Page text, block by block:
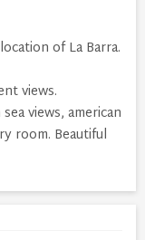
of La Barra.
views.
views, american
room. Beautiful